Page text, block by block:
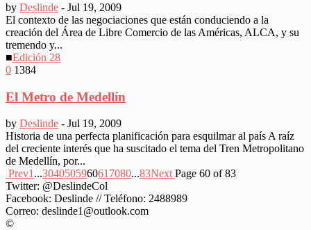
by Deslinde - Jul 19, 2009
El contexto de las negociaciones que están conduciendo a la
creación del Área de Libre Comercio de las Américas, ALCA, y su
tremendo y...
■Edición 28
0 1384
El Metro de Medellín
by Deslinde - Jul 19, 2009
Historia de una perfecta planificación para esquilmar al país A raíz
del creciente interés que ha suscitado el tema del Tren Metropolitano
de Medellín, por...
Prev1 ...304050596061 7080...83Next Page 60 of 83
Twitter: @DeslindeCol
Facebook: Deslinde // Teléfono: 2488989
Correo: deslinde1@outlook.com
©